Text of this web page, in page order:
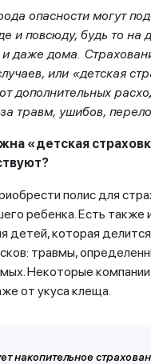
опасности могут
и повсюду, будь то на
и даже дома.
или «детская
дополнительных
травм, ушибов,
«детская
полис для
ребенка. Есть также
детей, которая делится
травмы,
Некоторые
от укуса клеща.
накопительное